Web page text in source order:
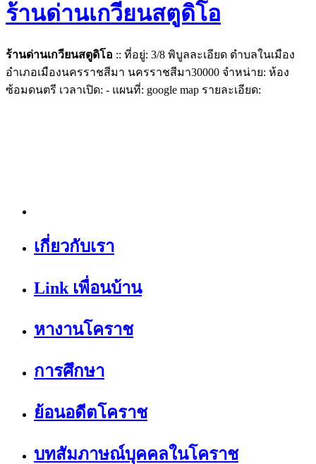
ร้านด่านเกวียนสตูดิโอ
ร้านด่านเกวียนสตูดิโอ :: ที่อยู่: 3/8 พิบูลละเอียด ตำบลในเมือง
อำเภอเมืองนครราชสีมา นครราชสีมา30000 จำหน่าย: ห้อง
ซ้อมดนตรี เวลาเปิด: - แผนที่: google map รายละเอียด:
เกี่ยวกับเรา
Link เพื่อนบ้าน
หางานโคราช
การศึกษา
ย้อนอดีตโคราช
บทสัมภาษณ์บุคคลในโคราช